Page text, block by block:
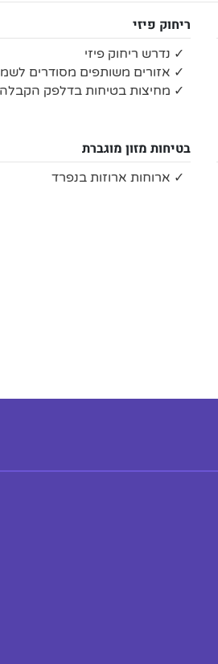
ריחוק פיזי
✓ נדרש ריחוק פיזי
✓ אזורים משותפים מסודרים
✓ מחיצות בטיחות בדלפק
בטיחות מזון מוגברת
✓ ארוחות ארוזות בנפרד